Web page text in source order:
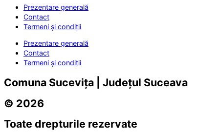
Prezentare generală
Contact
Termeni și condiții
Prezentare generală
Contact
Termeni și condiții
Comuna Sucevița | Județul Suceava
© 2026
Toate drepturile rezervate